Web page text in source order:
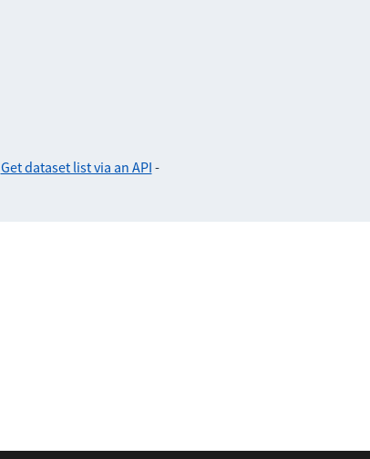
Get dataset list via an API -